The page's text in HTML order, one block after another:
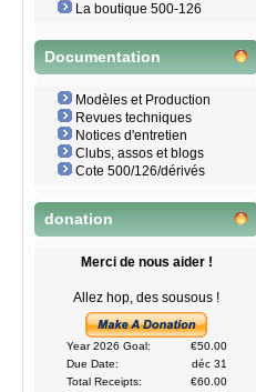
La boutique 500-126
Documentation
Modèles et Production
Revues techniques
Notices d'entretien
Clubs, assos et blogs
Cote 500/126/dérivés
donation
Merci de nous aider !
Allez hop, des sousous !
Year 2026 Goal:
€50.00
Due Date:
déc 31
Total Receipts:
€60.00